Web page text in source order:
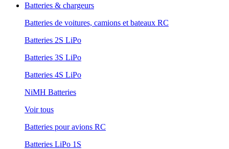
Batteries & chargeurs
Batteries de voitures, camions et bateaux RC
Batteries 2S LiPo
Batteries 3S LiPo
Batteries 4S LiPo
NiMH Batteries
Voir tous
Batteries pour avions RC
Batteries LiPo 1S